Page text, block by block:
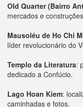
Old Quarter (Bairro
mercados e
Mausoléu de Ho Chi
líder revolucionário do
Templo da Literatura:
dedicado a Confúcio.
Lago Hoan Kiem:
caminhadas e fotos.